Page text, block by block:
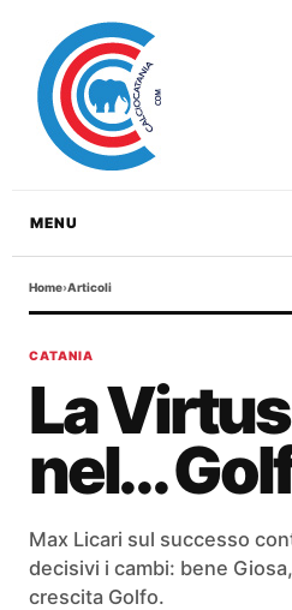
MENU
Home›Articoli
CATANIA
La
nel...
Max Licari sul successo
decisivi i cambi: bene
crescita Golfo.